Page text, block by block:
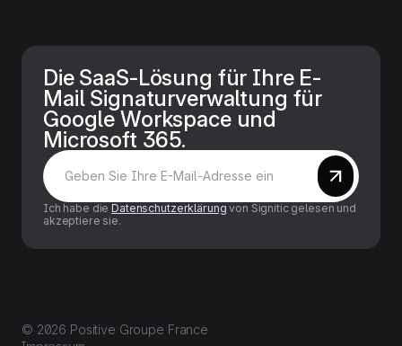
Die SaaS-Lösung für Ihre E-
Mail Signaturverwaltung für
Google Workspace und
Microsoft 365.
Ich habe dieDatenschutzerklärung von Signitic gelesen und
akzeptiere sie.
© 2026 Positive Groupe France